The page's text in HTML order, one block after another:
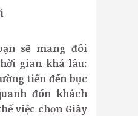
sẽ mang đôi
gian khá lâu:
tiến đến bục
đón khách
việc chọn Giày